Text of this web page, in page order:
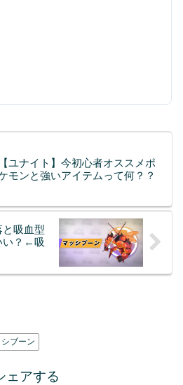
【ユナイト】今初心者オススメポ
モンと強いアイテムって何？？
と吸血型
い？←吸
ブーン
ェアする